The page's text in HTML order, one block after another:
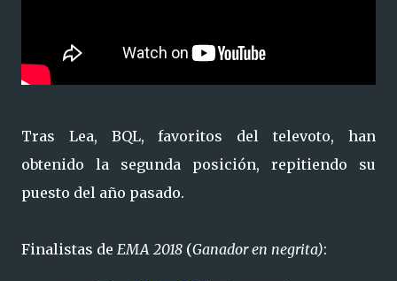
Tras Lea, BQL, favoritos del televoto, han
obtenido la segunda posición, repitiendo su
puesto del año pasado.
Finalistas de EMA 2018 (Ganador en negrita):